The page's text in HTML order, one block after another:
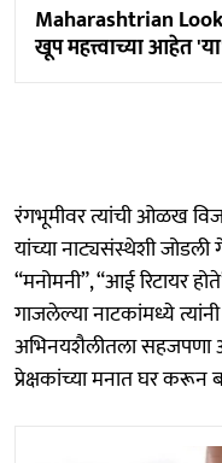
Maharashtrian Look:
खूप महत्त्वाच्या आहेत 'या'
रंगभूमीवर त्यांची ओळख
यांच्या नाट्यसंस्थेशी जोडली
“मनोमनी”, “आई रिटायर
गाजलेल्या नाटकांमध्ये त्यांनी
अभिनयशैलीतला सहजपणा
प्रेक्षकांच्या मनात घर